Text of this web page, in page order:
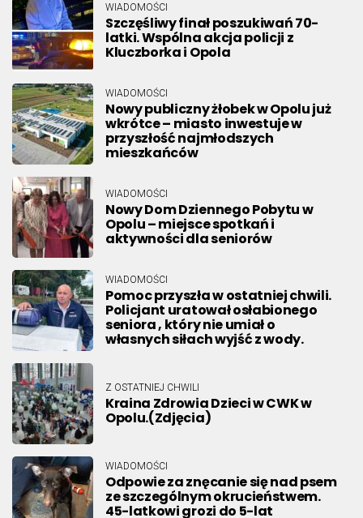
WIADOMOŚCI
Szczęśliwy finał poszukiwań 70-
latki. Wspólna akcja policji z
Kluczborka i Opola
WIADOMOŚCI
Nowy publiczny żłobek w Opolu już
wkrótce – miasto inwestuje w
przyszłość najmłodszych
mieszkańców
WIADOMOŚCI
Nowy Dom Dziennego Pobytu w
Opolu – miejsce spotkań i
aktywności dla seniorów
WIADOMOŚCI
Pomoc przyszła w ostatniej chwili.
Policjant uratował osłabionego
seniora , który nie umiał o
własnych siłach wyjść z wody.
Z OSTATNIEJ CHWILI
Kraina Zdrowia Dzieci w CWK w
Opolu.(Zdjęcia)
WIADOMOŚCI
Odpowie za znęcanie się nad psem
ze szczególnym okrucieństwem.
45-latkowi grozi do 5-lat